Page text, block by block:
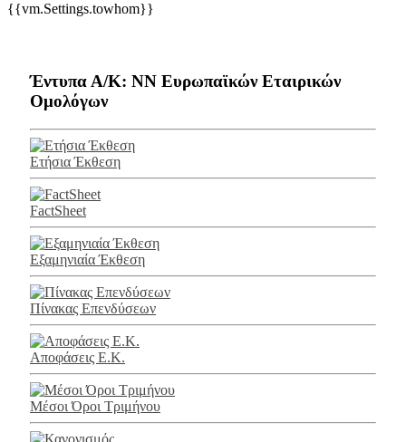
{{vm.Settings.towhom}}
Έντυπα Α/Κ: NN Ευρωπαϊκών Εταιρικών
Ομολόγων
Ετήσια Έκθεση
FactSheet
Εξαμηνιαία Έκθεση
Πίνακας Επενδύσεων
Αποφάσεις Ε.Κ.
Μέσοι Όροι Τριμήνου